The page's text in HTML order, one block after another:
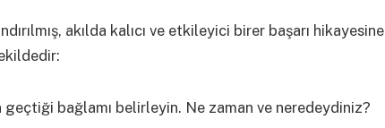
akılda kalıcı ve etkileyici birer başarı hikayesine
geçtiği bağlamı belirleyin. Ne zaman ve neredeydiniz?